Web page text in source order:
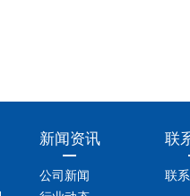
新闻资讯
公司新闻
联
联